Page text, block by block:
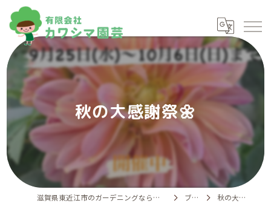
秋の大感謝祭🌼
滋賀県東近江市のガーデニングなら有限会社カワシマ園芸 ブログ 秋の大感謝祭🌼